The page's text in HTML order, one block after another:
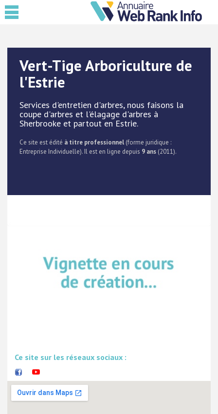
Vert-Tige Arboriculture de
l'Estrie
Services d'entretien d'arbres, nous faisons la
coupe d'arbres et l'élagage d'arbres à
Sherbrooke et partout en Estrie.
Ce site est édité à titre professionnel (forme juridique :
Entreprise Individuelle). Il est en ligne depuis 9 ans (2011).
Ce site sur les réseaux sociaux :